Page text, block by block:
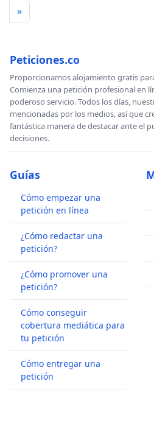
»
Peticiones.co
Proporcionamos alojamiento gratis
Comienza una petición profesional en
poderoso servicio. Todos los días,
mencionadas por los medios, así que
fantástica manera de destacar ante el
decisiones.
Guías
Cómo empezar una
petición en línea
¿Cómo redactar una
petición?
¿Cómo promover una
petición?
Cómo conseguir
cobertura mediática para
tu petición
Cómo entregar una
petición